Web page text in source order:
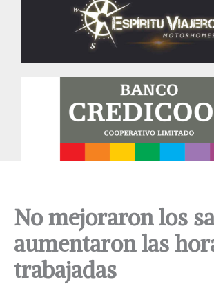
No mejoraron los
aumentaron las
trabajadas